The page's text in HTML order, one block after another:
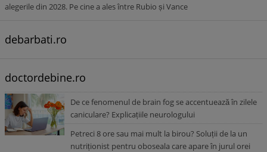
alegerile din 2028. Pe cine a ales între Rubio și Vance
debarbati.ro
doctordebine.ro
De ce fenomenul de brain fog se accentuează în zilele
caniculare? Explicațiile neurologului
Petreci 8 ore sau mai mult la birou? Soluții de la un
nutriționist pentru oboseala care apare în jurul orei